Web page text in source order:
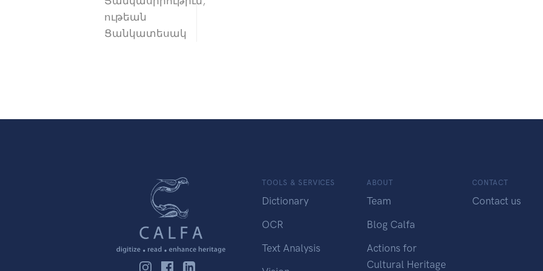
ութեան
Ցանկատեսակ
TOOLS & SERVICES
Dictionary
OCR
Text Analysis
ABOUT
Team
Blog Calfa
Actions for
Cultural Heritage
CONTACT
Contact us